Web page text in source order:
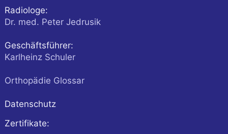
Radiologe:
Dr. med. Peter Jedrusik
Geschäftsführer:
Karlheinz Schuler
Orthopädie Glossar
Datenschutz
Zertifikate: